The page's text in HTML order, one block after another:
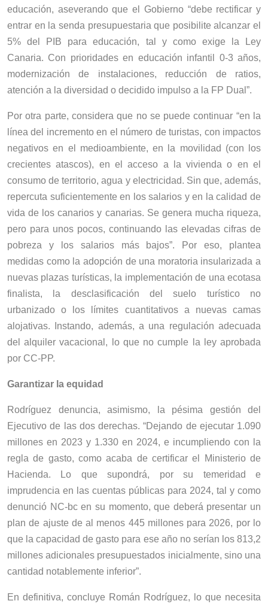
educación, aseverando que el Gobierno “debe rectificar y
entrar en la senda presupuestaria que posibilite alcanzar el
5% del PIB para educación, tal y como exige la Ley
Canaria. Con prioridades en educación infantil 0-3 años,
modernización de instalaciones, reducción de ratios,
atención a la diversidad o decidido impulso a la FP Dual”.
Por otra parte, considera que no se puede continuar “en la
línea del incremento en el número de turistas, con impactos
negativos en el medioambiente, en la movilidad (con los
crecientes atascos), en el acceso a la vivienda o en el
consumo de territorio, agua y electricidad. Sin que, además,
repercuta suficientemente en los salarios y en la calidad de
vida de los canarios y canarias. Se genera mucha riqueza,
pero para unos pocos, continuando las elevadas cifras de
pobreza y los salarios más bajos”. Por eso, plantea
medidas como la adopción de una moratoria insularizada a
nuevas plazas turísticas, la implementación de una ecotasa
finalista, la desclasificación del suelo turístico no
urbanizado o los límites cuantitativos a nuevas camas
alojativas. Instando, además, a una regulación adecuada
del alquiler vacacional, lo que no cumple la ley aprobada
por CC-PP.
Garantizar la equidad
Rodríguez denuncia, asimismo, la pésima gestión del
Ejecutivo de las dos derechas. “Dejando de ejecutar 1.090
millones en 2023 y 1.330 en 2024, e incumpliendo con la
regla de gasto, como acaba de certificar el Ministerio de
Hacienda. Lo que supondrá, por su temeridad e
imprudencia en las cuentas públicas para 2024, tal y como
denunció NC-bc en su momento, que deberá presentar un
plan de ajuste de al menos 445 millones para 2026, por lo
que la capacidad de gasto para ese año no serían los 813,2
millones adicionales presupuestados inicialmente, sino una
cantidad notablemente inferior”.
En definitiva, concluye Román Rodríguez, lo que necesita